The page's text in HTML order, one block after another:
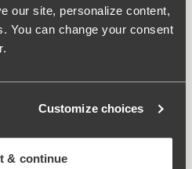
our site, personalize content,
You can change your consent
Customize choices
& continue
kroppen.
och gren för bättre
elastan